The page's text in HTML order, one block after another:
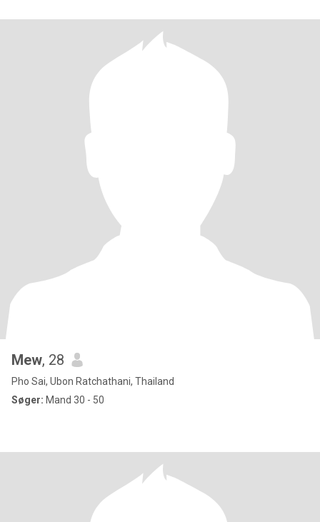
Mew, 28
Pho Sai, Ubon Ratchathani, Thailand
Søger: Mand 30 - 50